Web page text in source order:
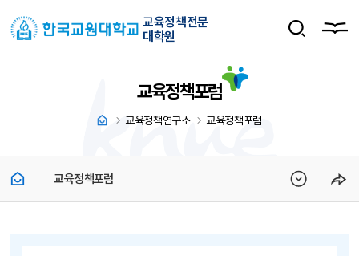
교육정책전문
대학원
교육정책포럼
교육정책연구소 교육정책포럼
교육정책포럼